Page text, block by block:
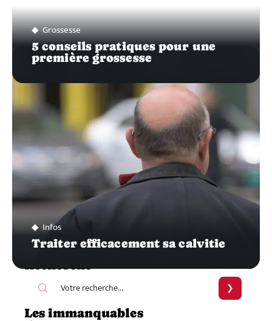
Grossesse
5 conseils pratiques pour une
première grossesse
Infos
Traiter efficacement sa calvitie
Les immanquables